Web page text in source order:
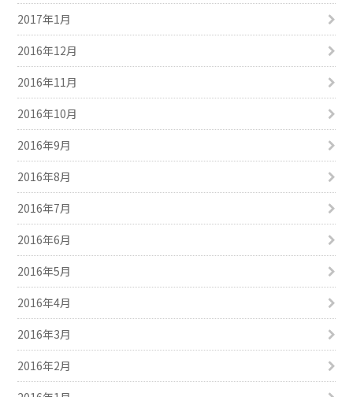
2017年1月
2016年12月
2016年11月
2016年10月
2016年9月
2016年8月
2016年7月
2016年6月
2016年5月
2016年4月
2016年3月
2016年2月